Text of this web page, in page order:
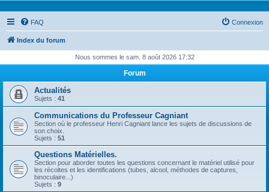
FAQ Connexion
Index du forum
Nous sommes le sam. 8 août 2026 17:32
Forum
Actualités
Sujets : 41
Communications du Professeur Cagniant
Section où le professeur Henri Cagniant lance les sujets de discussions de
son choix.
Sujets : 51
Questions Matérielles.
Section pour aborder toutes les questions concernant le matériel utilisé pour
les récoltes et les identifications (tubes, alcool, méthodes de captures,
binoculaire...)
Sujets : 9